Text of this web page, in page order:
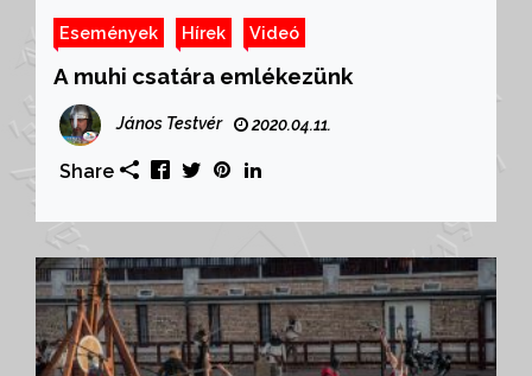
Események Hírek Videó
A muhi csatára emlékezünk
János Testvér 2020.04.11.
Share